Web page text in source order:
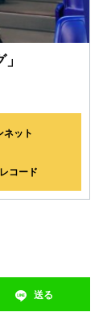
ネット
コード
送る